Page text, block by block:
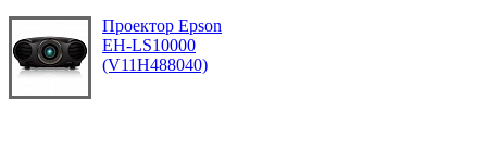
Проектор Epson
EH-LS10000
(V11H488040)